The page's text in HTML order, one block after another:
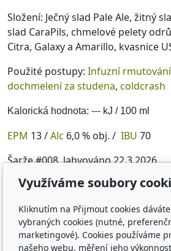
Složení: Ječný slad Pale Ale, žitný
slad CaraPils, chmelové pelety
Citra, Galaxy a Amarillo, kvasnice
Použité postupy: Infuzní rmutování
dochmelení za studena, coldcrash
Kalorická hodnota: --- kJ / 100 ml
EPM 13 /Alc 6,0 % obj. / IBU 70
Šarže #008, lahvováno 22.3.2026
Komentář Jakuba: Hezké a
zapadají.
Komentář Šimona: Zkusili jsme
Využíváme soubory
Kliknutím na Přijmout cookies
vybraných cookies (nutné,
marketingové). Cookies používáme
našeho webu, měření jeho